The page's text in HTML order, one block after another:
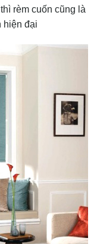
rèm cuốn cũng là
hiện đại